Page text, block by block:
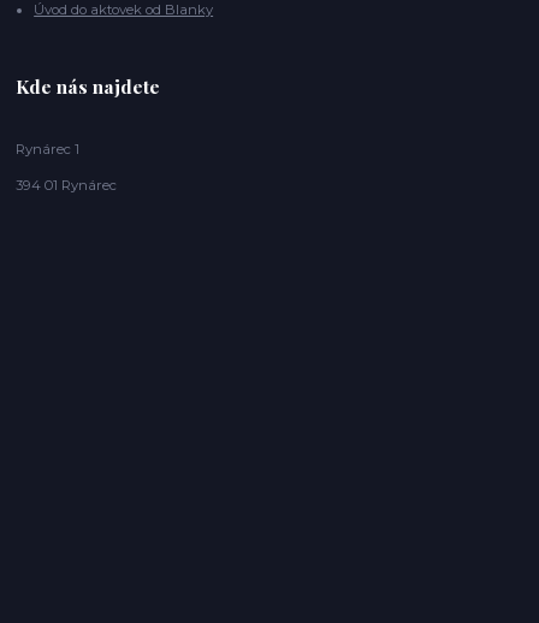
Úvod do aktovek od Blanky
Kde nás najdete
Rynárec 1
394 01 Rynárec